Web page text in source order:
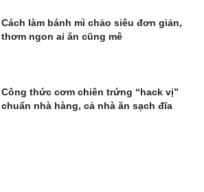
Cách làm bánh mì chảo siêu đơn giản,
thơm ngon ai ăn cũng mê
Công thức cơm chiên trứng “hack vị”
chuẩn nhà hàng, cả nhà ăn sạch đĩa